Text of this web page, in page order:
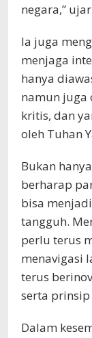
negara,”
Ia juga
menjaga
hanya
namun juga
kritis, dan
oleh Tuhan
Bukan
berharap
bisa
tangguh.
perlu terus
menavigasi
terus
serta
Dalam